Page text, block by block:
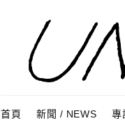
Menu
首頁
新聞 / NEWS 專